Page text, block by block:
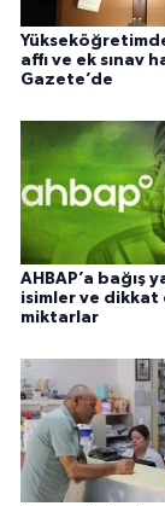
affı ve ek sınav
Gazete’de
AHBAP’a bağış
isimler ve dikkat
miktarlar